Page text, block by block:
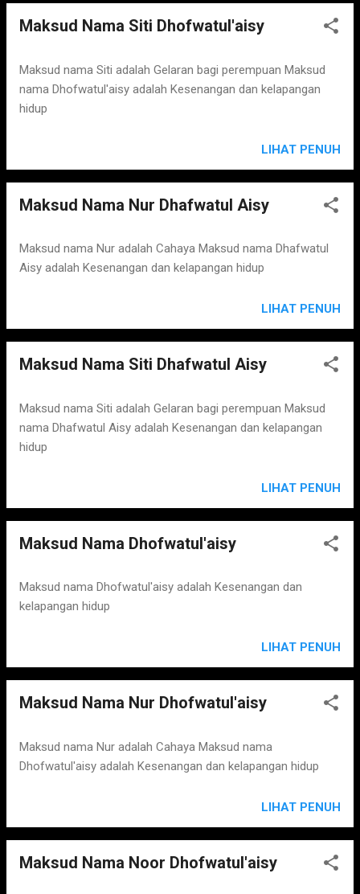
Maksud Nama Siti Dhofwatul'aisy
Maksud nama Siti adalah Gelaran bagi perempuan Maksud
nama Dhofwatul'aisy adalah Kesenangan dan kelapangan
hidup
LIHAT PENUH
Maksud Nama Nur Dhafwatul Aisy
Maksud nama Nur adalah Cahaya Maksud nama Dhafwatul
Aisy adalah Kesenangan dan kelapangan hidup
LIHAT PENUH
Maksud Nama Siti Dhafwatul Aisy
Maksud nama Siti adalah Gelaran bagi perempuan Maksud
nama Dhafwatul Aisy adalah Kesenangan dan kelapangan
hidup
LIHAT PENUH
Maksud Nama Dhofwatul'aisy
Maksud nama Dhofwatul'aisy adalah Kesenangan dan
kelapangan hidup
LIHAT PENUH
Maksud Nama Nur Dhofwatul'aisy
Maksud nama Nur adalah Cahaya Maksud nama
Dhofwatul'aisy adalah Kesenangan dan kelapangan hidup
LIHAT PENUH
Maksud Nama Noor Dhofwatul'aisy